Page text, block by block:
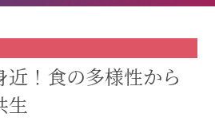
！食の多様性から
生